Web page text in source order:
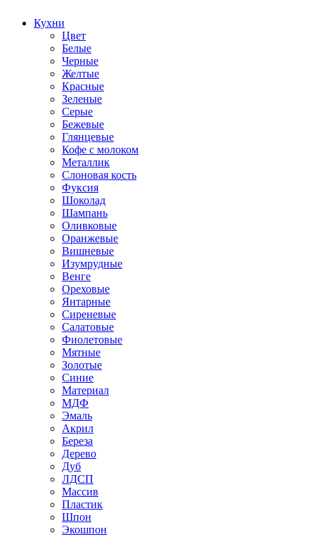
Кухни
Цвет
Белые
Черные
Желтые
Красные
Зеленые
Серые
Бежевые
Глянцевые
Кофе с молоком
Металлик
Слоновая кость
Фуксия
Шоколад
Шампань
Оливковые
Оранжевые
Вишневые
Изумрудные
Венге
Ореховые
Янтарные
Сиреневые
Салатовые
Фиолетовые
Мятные
Золотые
Синие
Материал
МДФ
Эмаль
Акрил
Береза
Дерево
Дуб
ЛДСП
Массив
Пластик
Шпон
Экошпон